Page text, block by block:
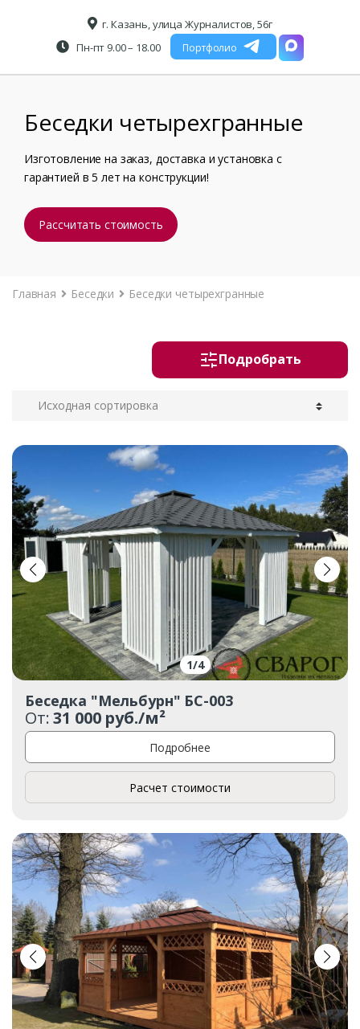
г. Казань, улица Журналистов, 56г
Пн-пт 9.00 – 18.00
Портфолио
Беседки четырехгранные
Изготовление на заказ, доставка и установка с
гарантией в 5 лет на конструкции!
Рассчитать стоимость
Главная Беседки Беседки четырехгранные
Подробрать
1/4
Беседка "Мельбурн" БС-003
От:31 000 руб./м²
Подробнее
Расчет стоимости